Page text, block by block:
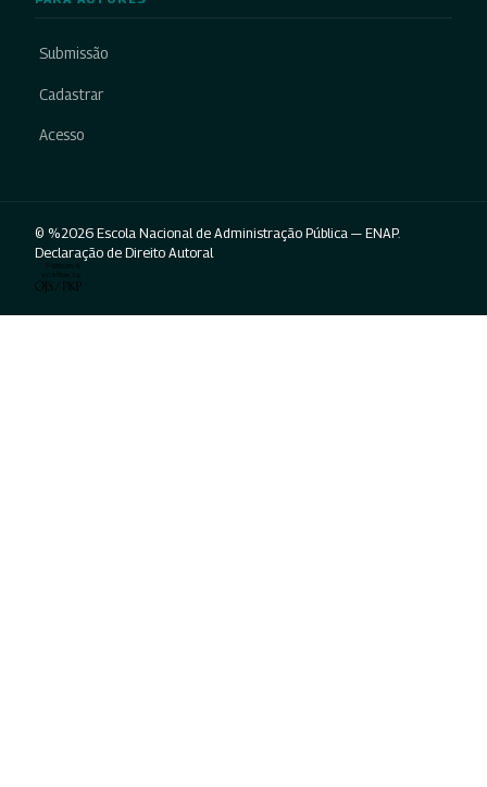
Submissão
Cadastrar
Acesso
© %2026 Escola Nacional de Administração Pública — ENAP.
Declaração de Direito Autoral